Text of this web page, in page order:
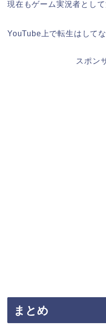
現在もゲーム実況者とし
YouTube上で転生はして
スポン
まとめ